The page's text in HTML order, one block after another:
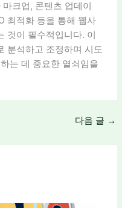
크업, 콘텐츠 업데이
최적화 등을 통해 웹사
것이 필수적입니다. 이
분석하고 조정하며 시도
는 데 중요한 열쇠임을
다음 글 →